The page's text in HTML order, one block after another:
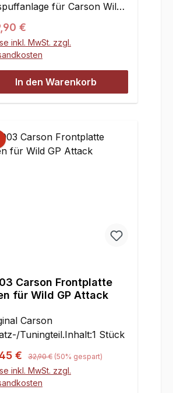
für Carson Wild
Attack, HPI Baja 5B und 5T,
Aluminiumkrümmer und
Rohr
gut geschützt über dem
Das niedrige Gewicht
den Schwerpunkt
set
Preis:
€
inkl. MwSt. zzgl.
In den Warenkorb
Carson Frontplatte
für Wild GP Attack
Carson
Tuningteil.Inhalt:1 Stück
€ Regulärer Preis:
32,90 € (50% gespart)
inkl. MwSt. zzgl.